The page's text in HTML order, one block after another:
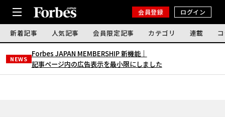
会員登録 ログイン
新着記事 人気記事 会員限定記事 カテゴリ 連載
NEWS
Forbes JAPAN MEMBERSHIP 新機能｜
記事ページ内の広告表示を最小限にしました